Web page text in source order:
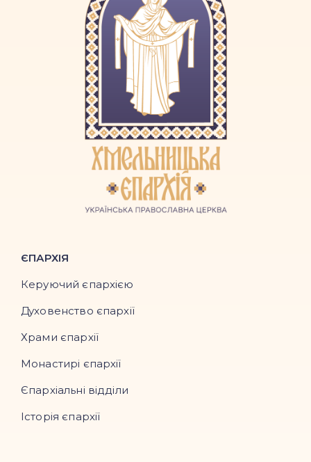
ЄПАРХІЯ
Керуючий єпархією
Духовенство єпархії
Храми єпархії
Монастирі єпархії
Єпархіальні відділи
Історія єпархії